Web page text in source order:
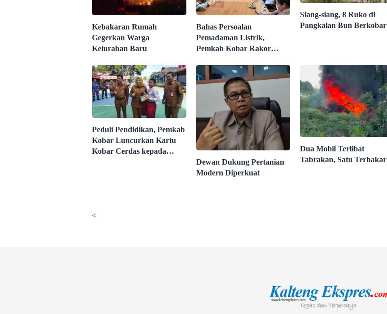
Kebakaran Rumah
Gegerkan Warga
Kelurahan Baru
Bahas Persoalan
Pemadaman Listrik,
Pemkab Kobar Rakor
Siang-siang, 8 Ruko di
Pangkalan Bun Berkobar
Peduli Pendidikan, Pemkab
Kobar Luncurkan Kartu
Kobar Cerdas kepada
Dewan Dukung Pertanian
Modern Diperkuat
Dua Mobil Terlibat
Tabrakan, Satu Terbakar
<